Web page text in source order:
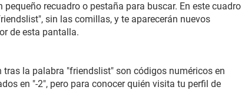
pequeño recuadro o pestaña para buscar. En este cuadro
sin las comillas, y te aparecerán nuevos
de esta pantalla.
tras la palabra "friendslist" son códigos numéricos en
en "-2", pero para conocer quién visita tu perfil de